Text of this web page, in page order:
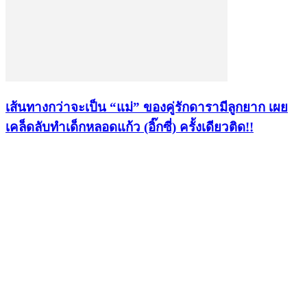
เส้นทางกว่าจะเป็น “แม่” ของคู่รักดารามีลูกยาก เผย
เคล็ดลับทำเด็กหลอดแก้ว (อิ๊กซี่) ครั้งเดียวติด!!